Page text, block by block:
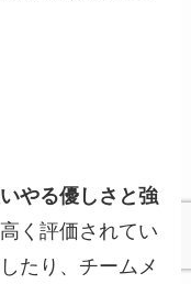
やる優しさと強
く評価されてい
たり、チームメ